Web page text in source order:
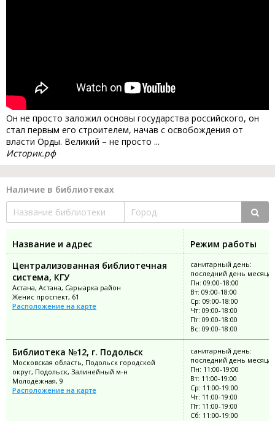
Он не просто заложил основы государства российского, он
стал первым его строителем, начав с освобождения от
власти Орды. Великий – не просто ...
Историк.рф
Наличие в библиотеках
Название и адрес
Режим работы
Централизованная библиотечная
система, КГУ
Астана, Астана, Сарыарка район
Женис проспект, 61
Расположение на карте
санитарный день:
последний день месяца
Пн: 09:00-18:00
Вт: 09:00-18:00
Ср: 09:00-18:00
Чт: 09:00-18:00
Пт: 09:00-18:00
Вс: 09:00-18:00
Библиотека №12, г. Подольск
Московская область, Подольск городской
округ, Подольск, Залинейный м-н
Молодёжная, 9
Расположение на карте
санитарный день:
последний день месяца
Пн: 11:00-19:00
Вт: 11:00-19:00
Ср: 11:00-19:00
Чт: 11:00-19:00
Пт: 11:00-19:00
Сб: 11:00-19:00